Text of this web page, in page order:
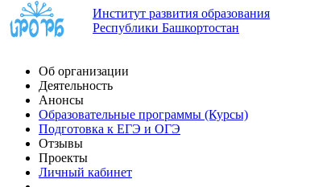
Институт развития образования
Республики Башкортостан
Об организации
Деятельность
Анонсы
Образовательные программы (Курсы)
Подготовка к ЕГЭ и ОГЭ
Отзывы
Проекты
Личный кабинет